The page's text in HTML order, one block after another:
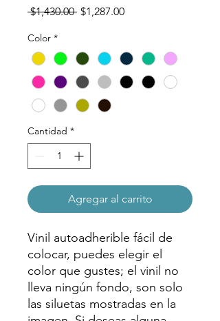
$1,430.00 Precio
$1,287.00Precio
Color *
Cantidad *
Agregar al carrito
Vinil autoadherible fácil de
colocar, puedes elegir el
color que gustes; el vinil no
lleva ningún fondo, son solo
las siluetas mostradas en la